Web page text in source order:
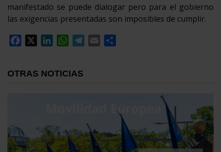
manifestado se puede dialogar pero para el gobierno
las exigencias presentadas son imposibles de cumplir.
Facebook
LinkedInWhatsApp
Telegram
Email
OTRAS NOTICIAS